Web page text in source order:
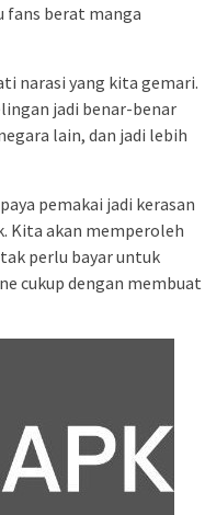
fans berat manga
narasi yang kita gemari.
jadi benar-benar
lain, dan jadi lebih
pemakai jadi kerasan
Kita akan memperoleh
perlu bayar untuk
cukup dengan membuat